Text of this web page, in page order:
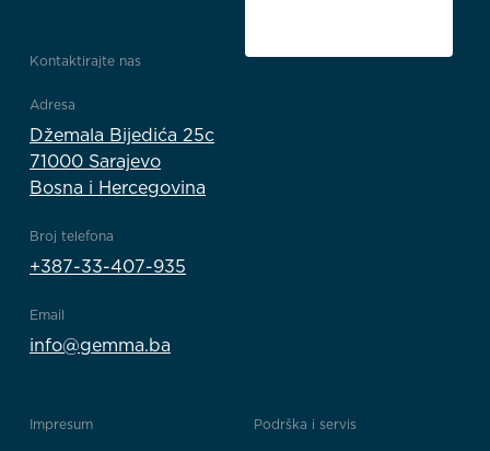
Kontaktirajte nas
Adresa
Džemala Bijedića 25c
71000 Sarajevo
Bosna i Hercegovina
Broj telefona
+387-33-407-935
Email
info@gemma.ba
Impresum Podrška i servis